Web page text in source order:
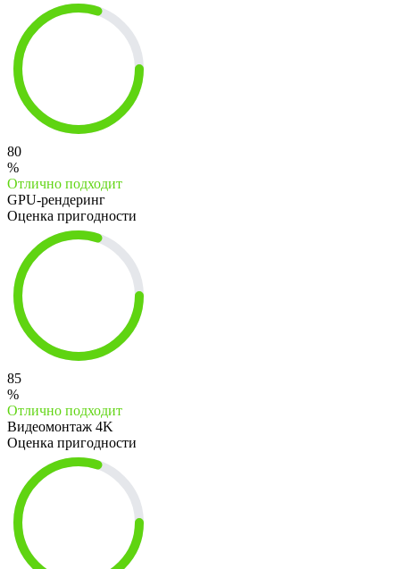
80
%
Отлично подходит
GPU-рендеринг
Оценка пригодности
85
%
Отлично подходит
Видеомонтаж 4K
Оценка пригодности